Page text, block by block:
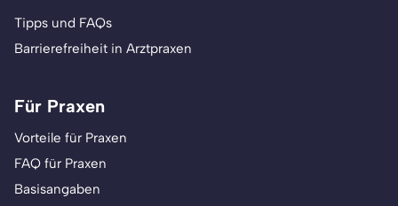
Tipps und FAQs
Barrierefreiheit in Arztpraxen
Für Praxen
Vorteile für Praxen
FAQ für Praxen
Basisangaben